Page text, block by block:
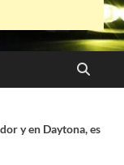
y en Daytona, es